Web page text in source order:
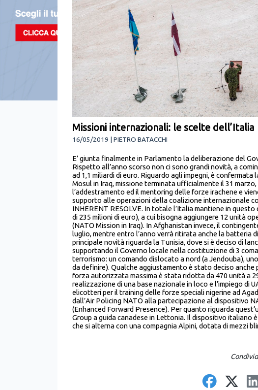
Missioni internazionali: le scelte dell’Italia
16/05/2019 | PIETRO BATACCHI
E’ giunta finalmente in Parlamento la deliberazione del
Rispetto all’anno scorso non ci sono grandi novità, a
ad 1,1 miliardi di euro. Riguardo agli impegni, è
Mosul in Iraq, missione terminata ufficialmente il 31
l’addestramento ed il mentoring delle forze irachene e
supporto alle operazioni della coalizione internazionale
INHERENT RESOLVE. In totale l’Italia mantiene in
di 235 milioni di euro), a cui bisogna aggiungere 12 unità
(NATO Mission in Iraq). In Afghanistan invece, il
luglio, mentre entro l’anno verrà ritirata anche la batteria
principale novità riguarda la Tunisia, dove si è deciso di
supportando il Governo locale nella costituzione di 3
terrorismo: un comando dislocato a nord (a Jendouba),
da definire). Qualche aggiustamento è stato deciso anche
forza autorizzata massima è stata ridotta da 470 unità a
realizzazione di una base nazionale in loco e l’impiego di
elicotteri per il training delle forze speciali nigerine ad
dall’Air Policing NATO alla partecipazione al dispositivo
(Enhanced Forward Presence). Per quanto riguarda
Group a guida canadese in Lettonia. Il dispositivo italiano
che si alterna con una compagnia Alpini, dotata di mezzi